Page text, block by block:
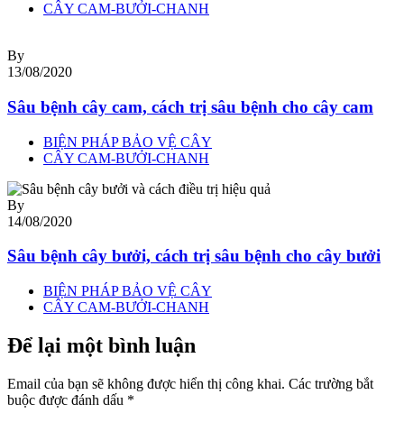
CÂY CAM-BƯỞI-CHANH
By
13/08/2020
Sâu bệnh cây cam, cách trị sâu bệnh cho cây cam
BIỆN PHÁP BẢO VỆ CÂY
CÂY CAM-BƯỞI-CHANH
By
14/08/2020
Sâu bệnh cây bưởi, cách trị sâu bệnh cho cây bưởi
BIỆN PHÁP BẢO VỆ CÂY
CÂY CAM-BƯỞI-CHANH
Để lại một bình luận
Email của bạn sẽ không được hiển thị công khai. Các trường bắt
buộc được đánh dấu *